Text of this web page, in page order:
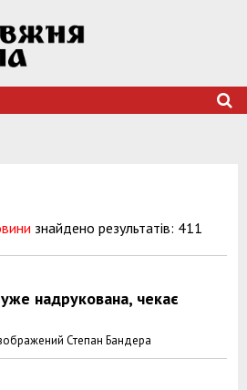
знайдено результатів: 411
надрукована, чекає
Степан Бандера